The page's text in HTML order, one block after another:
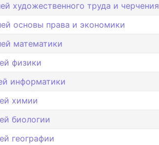
художественного труда и черчения
основы права и экономики
математики
физики
информатики
химии
биологии
географии